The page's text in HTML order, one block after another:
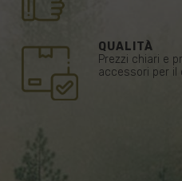
QUALITÀ
Prezzi chiari e
accessori per il